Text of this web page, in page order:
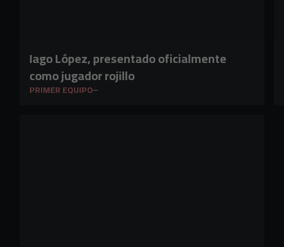
Iago López, presentado oficialmente
como jugador rojillo
PRIMER EQUIPO